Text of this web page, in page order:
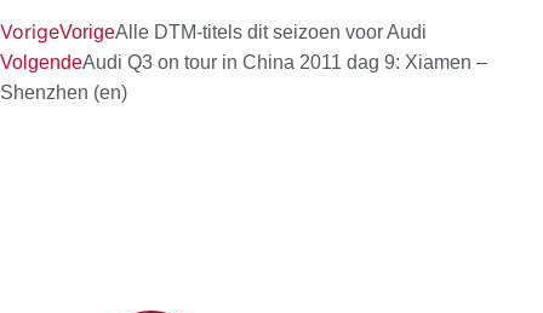
VorigeVorigeAlle DTM-titels dit seizoen voor Audi
VolgendeAudi Q3 on tour in China 2011 dag 9: Xiamen –
Shenzhen (en)